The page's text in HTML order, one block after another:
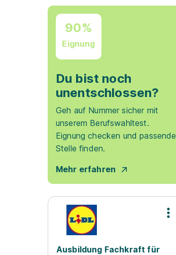
90%
Eignung
Du bist noch
unentschlossen?
Geh auf Nummer sicher mit
unserem Berufswahltest.
Eignung checken und passende
Stelle finden.
Mehr erfahren
Ausbildung Fachkraft für